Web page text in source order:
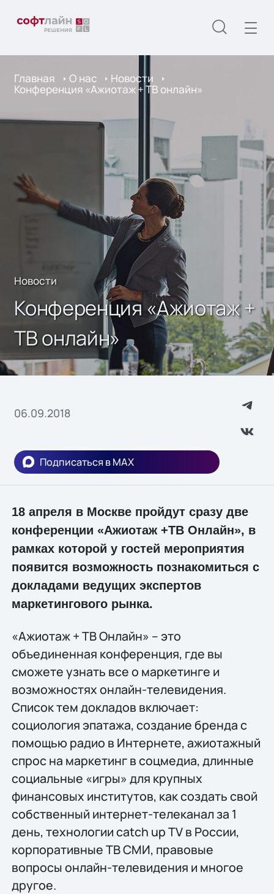
Главная О нас Новости
Конференция «Ажиотаж + ТВ онлайн»
Новости
Конференция «Ажиотаж +
ТВ онлайн»
06.09.2018
Подписаться в MAX
18 апреля в Москве пройдут сразу две
конференции «Ажиотаж +ТВ Онлайн», в
рамках которой у гостей мероприятия
появится возможность познакомиться с
докладами ведущих экспертов
маркетингового рынка.
«Ажиотаж + ТВ Онлайн» – это
объединенная конференция, где вы
сможете узнать все о маркетинге и
возможностях онлайн-телевидения.
Список тем докладов включает:
социология эпатажа, создание бренда с
помощью радио в Интернете, ажиотажный
спрос на маркетинг в соцмедиа, длинные
социальные «игры» для крупных
финансовых институтов, как создать свой
собственный интернет-телеканал за 1
день, технологии catch up TV в России,
корпоративные ТВ СМИ, правовые
вопросы онлайн-телевидения и многое
другое.